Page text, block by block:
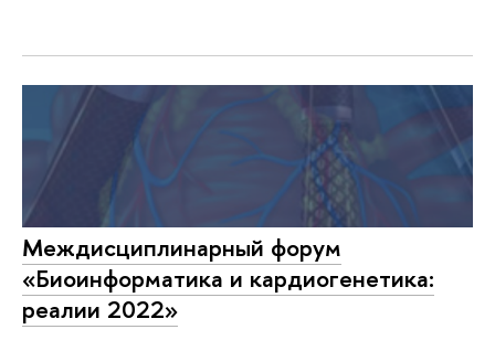
Междисциплинарный форум
«Биоинформатика и кардиогенетика:
реалии 2022»